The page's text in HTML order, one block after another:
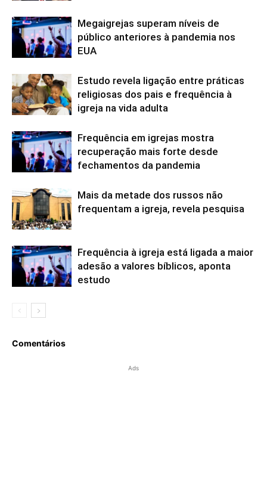
Megaigrejas superam níveis de
público anteriores à pandemia nos
EUA
Estudo revela ligação entre práticas
religiosas dos pais e frequência à
igreja na vida adulta
Frequência em igrejas mostra
recuperação mais forte desde
fechamentos da pandemia
Mais da metade dos russos não
frequentam a igreja, revela pesquisa
Frequência à igreja está ligada a maior
adesão a valores bíblicos, aponta
estudo
Comentários
Ads